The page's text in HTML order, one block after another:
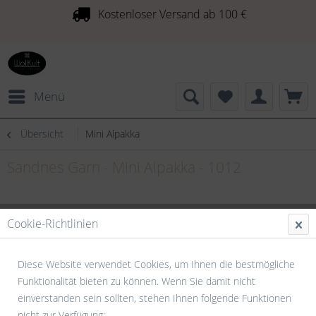
Kostenloser Versand ab 100 €
Menü
Übersicht Mini Alpakka
Cookie-Richtlinien
Diese Website verwendet Cookies, um Ihnen die bestmögliche
Funktionalität bieten zu können. Wenn Sie damit nicht
einverstanden sein sollten, stehen Ihnen folgende Funktionen